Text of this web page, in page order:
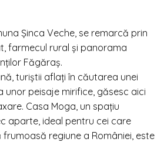
Șinca Veche, se remarcă prin
farmecul rural și panorama
Făgăraș.
turiștii aflați în căutarea unei
unor peisaje mirifice, găsesc aici
Casa Moga, un spațiu
aparte, ideal pentru cei care
regiune a României, este